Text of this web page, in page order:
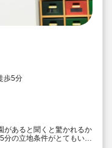
歩5分
があると聞くと驚かれるか
の立地条件がとてもいい